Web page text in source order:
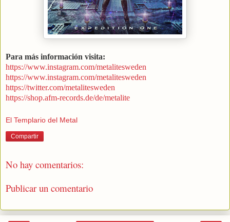
Para más información visita:
https://www.instagram.com/metalitesweden
https://www.instagram.com/metalitesweden
https://twitter.com/metalitesweden
https://shop.afm-records.de/de/metalite
El Templario del Metal
Compartir
No hay comentarios:
Publicar un comentario